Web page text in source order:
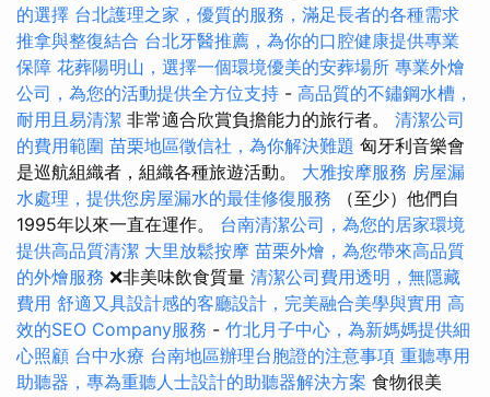
的選擇 台北護理之家，優質的服務，滿足長者的各種需求
推拿與整復結合 台北牙醫推薦，為你的口腔健康提供專業
保障 花葬陽明山，選擇一個環境優美的安葬場所 專業外燴
公司，為您的活動提供全方位支持 - 高品質的不鏽鋼水槽，
耐用且易清潔 非常適合欣賞負擔能力的旅行者。 清潔公司
的費用範圍 苗栗地區徵信社，為你解決難題 匈牙利音樂會
是巡航組織者，組織各種旅遊活動。 大雅按摩服務 房屋漏
水處理，提供您房屋漏水的最佳修復服務 （至少）他們自
1995年以來一直在運作。 台南清潔公司，為您的居家環境
提供高品質清潔 大里放鬆按摩 苗栗外燴，為您帶來高品質
的外燴服務 ❌非美味飲食質量 清潔公司費用透明，無隱藏
費用 舒適又具設計感的客廳設計，完美融合美學與實用 高
效的SEO Company服務 - 竹北月子中心，為新媽媽提供細
心照顧 台中水療 台南地區辦理台胞證的注意事項 重聽專用
助聽器，專為重聽人士設計的助聽器解決方案 食物很美